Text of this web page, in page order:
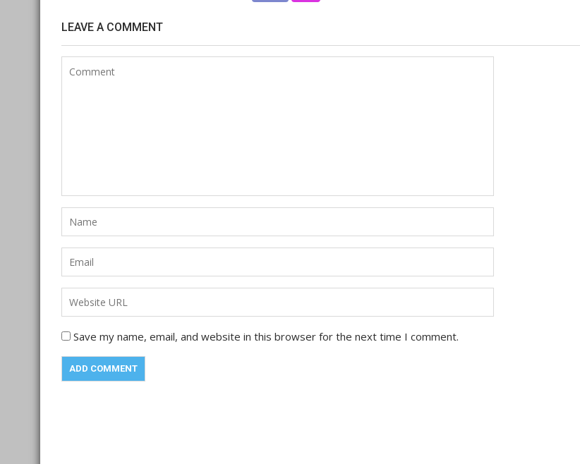
LEAVE A COMMENT
Save my name, email, and website in this browser for the next time I comment.